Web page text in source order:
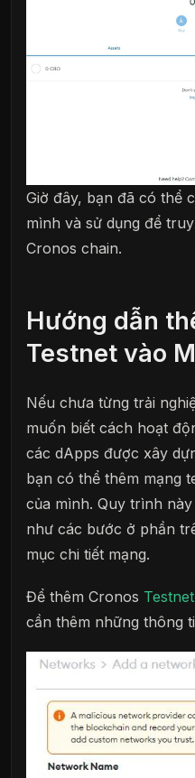
Giờ đây, bạn đã có thể
mình và sử dụng để
Cronos chain.
Hướng dẫn
Testnet vào
Nếu chưa từng trải
muốn biết cách hoạt
các dApps được xây
bạn có thể thêm mạng
của mình. Quy trình
như các bước ở phần
mục chi tiết mạng.
Để thêm Cronos Testnet
cần thêm những thông